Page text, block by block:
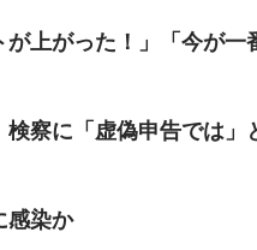
上がった！」「今が
察に「虚偽申告では
感染か